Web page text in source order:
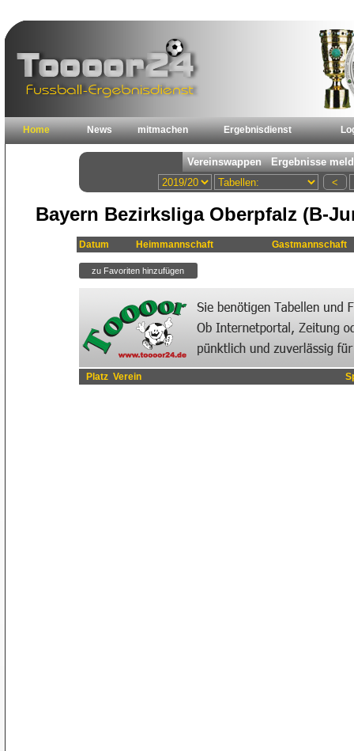
Home News mitmachen Ergebnisdienst
Bayern Bezirksliga Oberpfalz (B-
Datum Heimmannschaft Gastmannschaft
Platz Verein